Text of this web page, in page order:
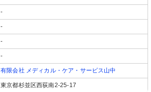
-
-
-
-
有限会社 メディカル・ケア・サービス山中
東京都杉並区西荻南2-25-17